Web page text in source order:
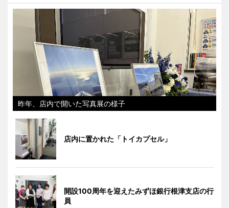
昨年、店内で開いた写真展の様子
店内に置かれた「トイカプセル」
開設100周年を迎えたみずほ銀行根津支店の行
員